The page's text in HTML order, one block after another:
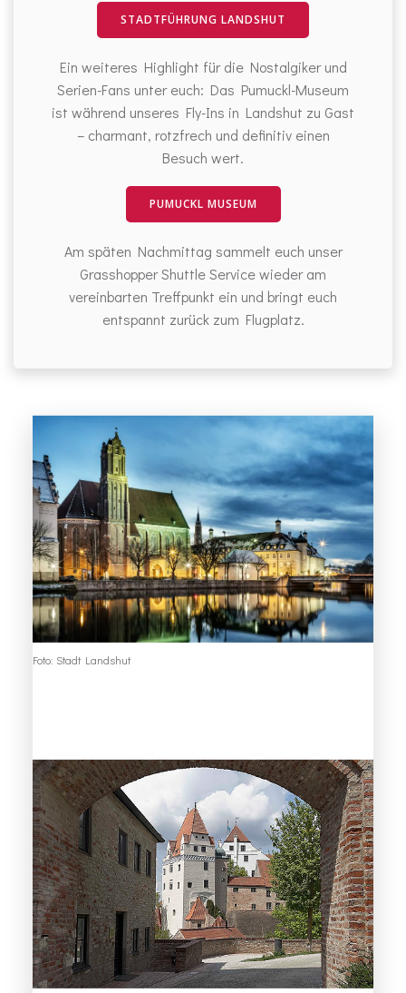
Foto: Stadt Landshut
STADTFÜHRUNG LANDSHUT
Ein weiteres Highlight für die Nostalgiker und
Serien-Fans unter euch: Das Pumuckl-Museum
ist während unseres Fly-Ins in Landshut zu Gast
– charmant, rotzfrech und definitiv einen
Besuch wert.
PUMUCKL MUSEUM
Am späten Nachmittag sammelt euch unser
Grasshopper Shuttle Service wieder am
vereinbarten Treffpunkt ein und bringt euch
entspannt zurück zum Flugplatz.